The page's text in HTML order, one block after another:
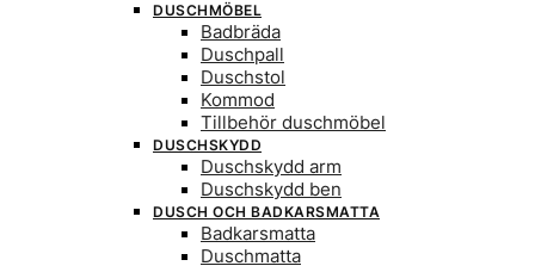
DUSCHMÖBEL
Badbräda
Duschpall
Duschstol
Kommod
Tillbehör duschmöbel
DUSCHSKYDD
Duschskydd arm
Duschskydd ben
DUSCH OCH BADKARSMATTA
Badkarsmatta
Duschmatta